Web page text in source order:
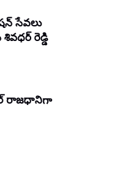
సేవలు
రెడ్డి
రాజధానిగా